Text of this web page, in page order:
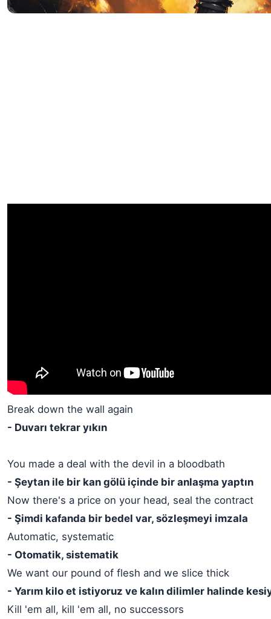
Break down the wall again
- Duvarı tekrar yıkın
You made a deal with the devil in a bloodbath
- Şeytan ile bir kan gölü içinde bir anlaşma yaptın
Now there's a price on your head, seal the contract
- Şimdi kafanda bir bedel var, sözleşmeyi imzala
Automatic, systematic
- Otomatik, sistematik
We want our pound of flesh and we slice thick
- Yarım kilo et istiyoruz ve kalın dilimler halinde
Kill 'em all, kill 'em all, no successors